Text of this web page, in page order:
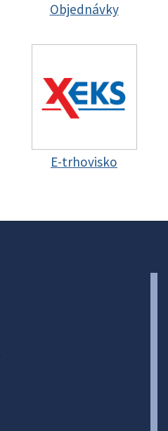
Objednávky
E-trhovisko